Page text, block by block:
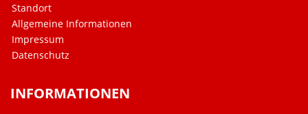
Standort
Allgemeine Informationen
Impressum
Datenschutz
INFORMATIONEN